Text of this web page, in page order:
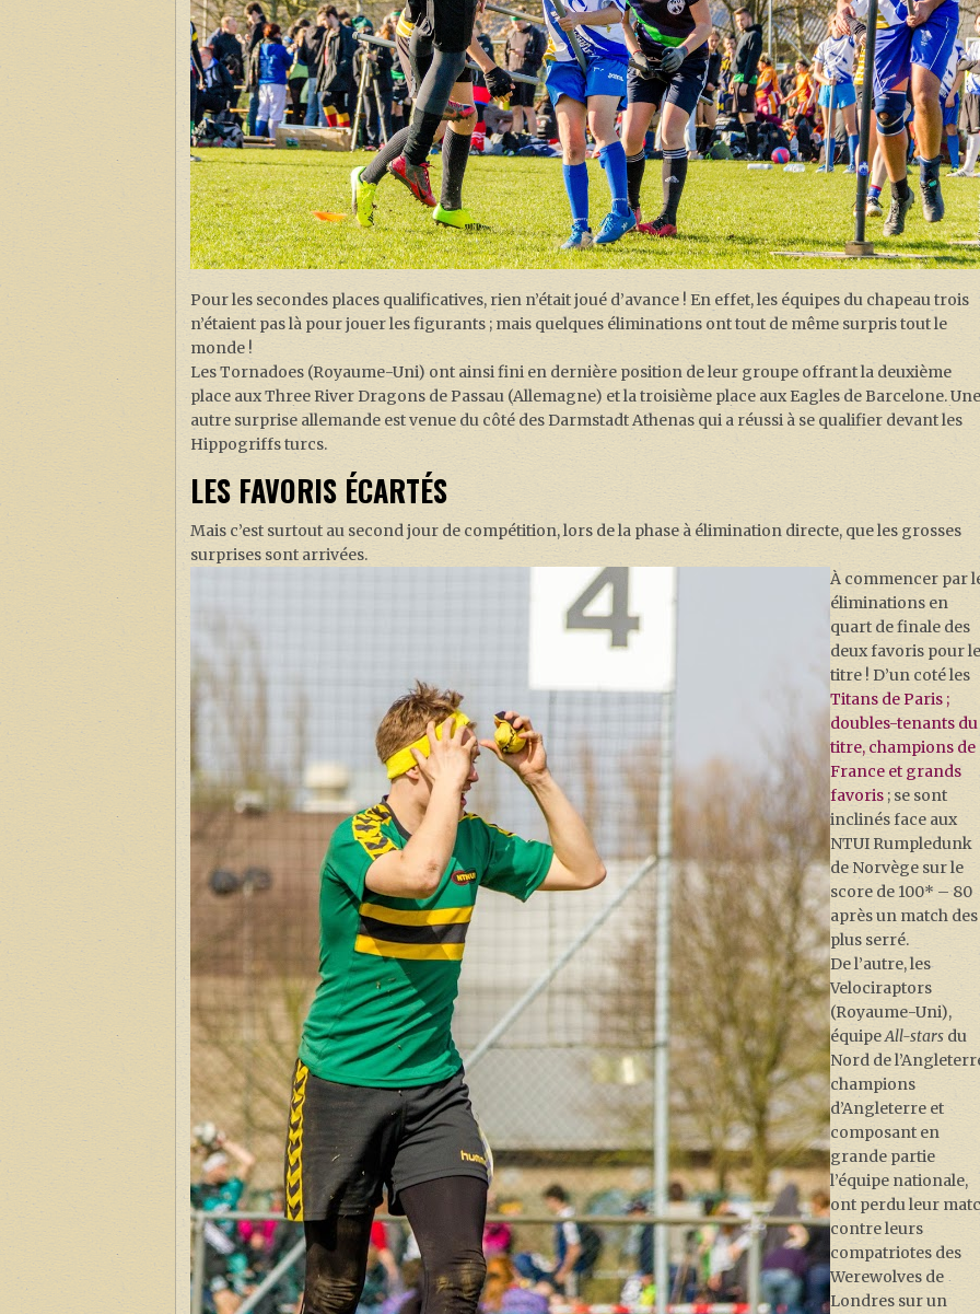
Pour les secondes places qualificatives, rien n’était joué d’avance ! En effet, les équipes du chapeau trois
n’étaient pas là pour jouer les figurants ; mais quelques éliminations ont tout de même surpris tout le
monde !
Les Tornadoes (Royaume-Uni) ont ainsi fini en dernière position de leur groupe offrant la deuxième
place aux Three River Dragons de Passau (Allemagne) et la troisième place aux Eagles de Barcelone.
autre surprise allemande est venue du côté des Darmstadt Athenas qui a réussi à se qualifier devant les
Hippogriffs turcs.
LES FAVORIS ÉCARTÉS
Mais c’est surtout au second jour de compétition, lors de la phase à élimination directe, que les grosses
surprises sont arrivées.
À commencer par
éliminations en
quart de finale des
deux favoris pour
titre ! D’un coté les
Titans de Paris ;
doubles-tenants du
titre, champions de
France et grands
favoris ; se sont
inclinés face aux
NTUI Rumpledunk
de Norvège sur le
score de 100* – 80
après un match des
plus serré.
De l’autre, les
Velociraptors
(Royaume-Uni),
équipeAll-stars du
Nord de
champions
d’Angleterre et
composant en
grande partie
l’équipe nationale,
ont perdu leur
contre leurs
compatriotes des
Werewolves de
Londres sur un